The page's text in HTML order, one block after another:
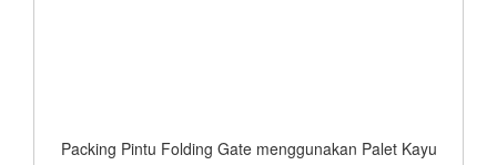
Packing Pintu Folding Gate menggunakan Palet Kayu